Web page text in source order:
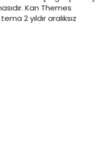
Kan Themes
2 yıldır aralıksız